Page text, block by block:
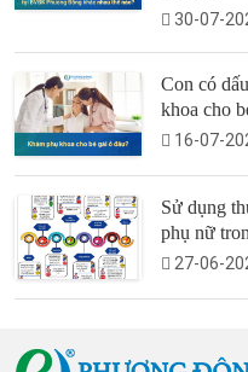
30-07-
Con có
khoa cho
16-07-
Sử dụng
phụ nữ
27-06-